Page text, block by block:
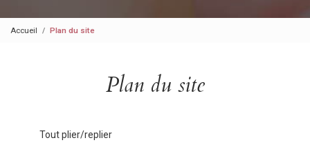
Accueil Plan du site
Plan du site
Tout plier/replier